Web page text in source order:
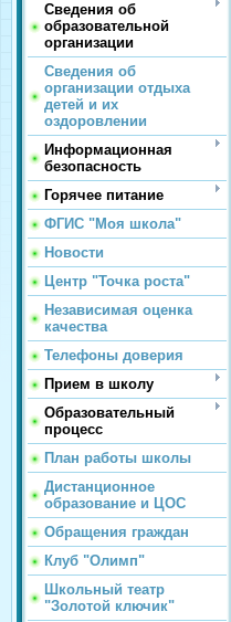
Сведения об
образовательной
организации
Сведения об
организации отдыха
детей и их
оздоровлении
Информационная
безопасность
Горячее питание
ФГИС "Моя школа"
Новости
Центр "Точка роста"
Независимая оценка
качества
Телефоны доверия
Прием в школу
Образовательный
процесс
План работы школы
Дистанционное
образование и ЦОС
Обращения граждан
Клуб "Олимп"
Школьный театр
"Золотой ключик"